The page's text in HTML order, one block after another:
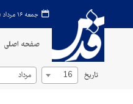
جمعه ۱۶ مرداد ۱۴۰۵
صفحه اصلی
تاریخ 16 مرداد